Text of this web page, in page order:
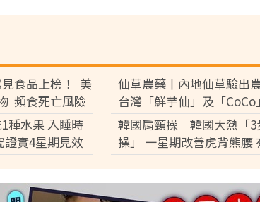
食品上榜！ 美
頻食死亡風險
仙草農藥丨內地仙草驗出
台灣「鮮芋仙」及「
供應商急澄清：未流入市
種水果 入睡時
證實4星期見效
韓國肩頸操︱韓國大熱「
操」 一星期改善虎背熊腰
肩頸痛明顯改善寒背